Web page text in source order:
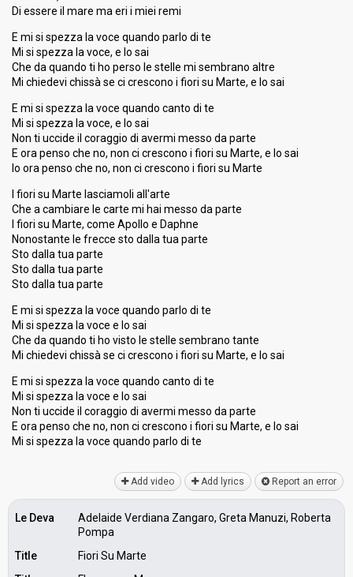
Di essere il mare ma eri i miei remi
E mi si spezza la voce quando parlo di te
Mi si spezza la voce, e lo sai
Che da quando ti ho perso le stelle mi sembrano altre
Mi chiedevi chissà se ci crescono i fiori su Marte, e lo sai
E mi si spezza la voce quando canto di te
Mi si spezza la voce, e lo sai
Non ti uccide il coraggio di avermi messo da parte
E ora penso che no, non ci crescono i fiori su Marte, e lo sai
Io ora penso che no, non ci crescono i fiori su Marte
I fiori su Marte lasciamoli all'arte
Che a cambiare le carte mi hai messo da parte
I fiori su Marte, come Apollo e Daphne
Nonostante le frecce sto dalla tua parte
Sto dalla tua parte
Sto dalla tua parte
Sto dalla tua parte
E mi si spezza la voce quando parlo di te
Mi si spezza la voce e lo sai
Che da quando ti ho visto le stelle sembrano tante
Mi chiedevi chissà se ci crescono i fiori su Marte, e lo sai
E mi si spezza la voce quando canto di te
Mi si spezza la voce e lo sai
Non ti uccide il coraggio di avermi messo da parte
E ora penso che no, non ci crescono i fiori su Marte, e lo sai
Mi si ѕpezza la voce quando pаrlo di te
Add video Add lyrics Report an error
Le Deva
Adelaide Verdiana Zangaro, Greta Manuzi, Roberta
Pompa
Title
Fiori Su Marte